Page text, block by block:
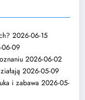
2026-06-15
09
2026-06-02
2026-05-09
i zabawa 2026-05-